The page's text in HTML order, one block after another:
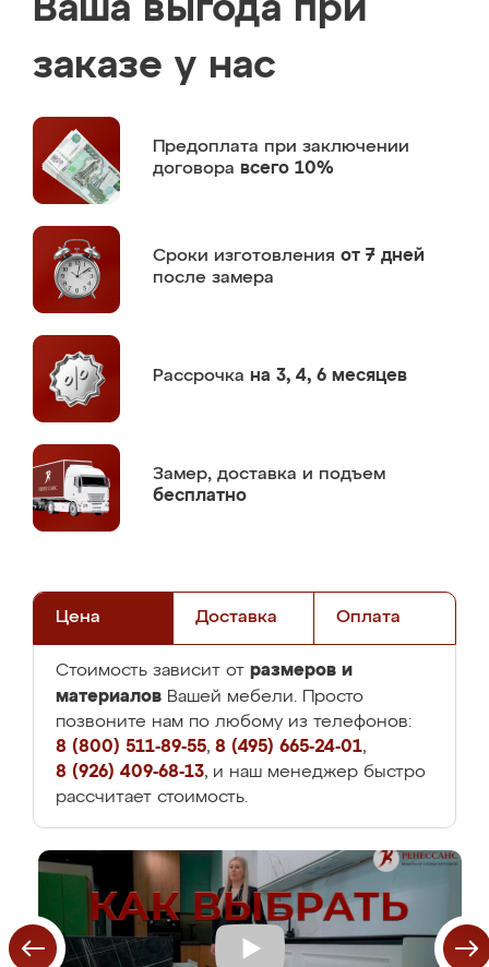
Ваша выгода при
заказе у нас
Предоплата при заключении
договора всего 10%
Сроки изготовления от 7 дней
после замера
Рассрочка на 3, 4, 6 месяцев
Замер, доставка и подъем
бесплатно
Цена Доставка Оплата
Стоимость зависит от размеров и
материалов Вашей мебели. Просто
позвоните нам по любому из телефонов:
8 (800) 511-89-55, 8 (495) 665-24-01,
8 (926) 409-68-13, и наш менеджер быстро
рассчитает стоимость.